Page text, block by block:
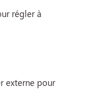
régler à
externe pour